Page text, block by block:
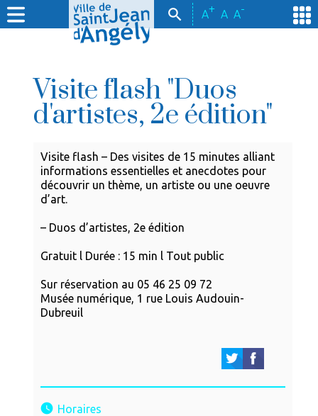
A+ A A-
Visite flash "Duos
d'artistes, 2e édition"
Visite flash – Des visites de 15 minutes alliant
informations essentielles et anecdotes pour
découvrir un thème, un artiste ou une oeuvre
d’art.
– Duos d’artistes, 2e édition
Gratuit l Durée : 15 min l Tout public
Sur réservation au 05 46 25 09 72
Musée numérique, 1 rue Louis Audouin-
Dubreuil
Horaires